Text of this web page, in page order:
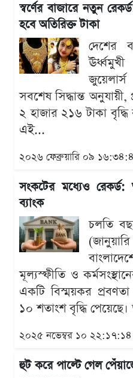
স্বর্ণের বাজারে নতুন
হবে অতিরিক্ত টাকা
দেশের
সবশেষ সিদ্ধান্ত
২ হাজার ২১৬ টাকা
এই...
২০২৬ ফেব্রুয়ারি ০৯
সংকটের মধ্যেও রেকর্ড:
ব্যাংক
চলতি
মূল্যস্ফীতি ও
একটি বিস্ময়কর
১০ শতাংশ বৃদ্ধি
২০২৫ নভেম্বর ১০
হুট করে পাল্টে গেল